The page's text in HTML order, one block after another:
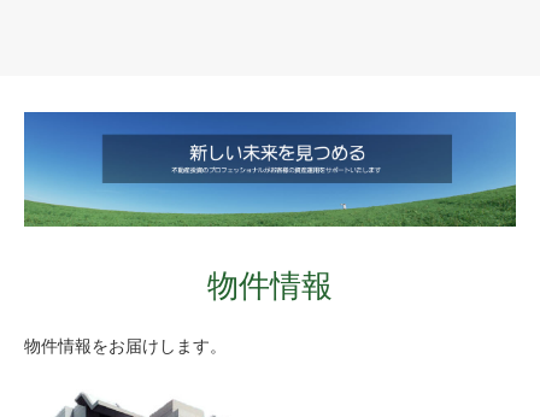
物件情報
物件情報をお届けします。